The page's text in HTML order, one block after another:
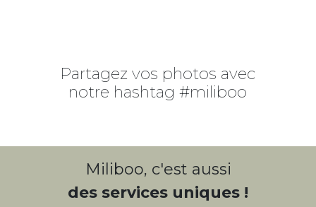
Partagez vos photos avec
notre hashtag #miliboo
Miliboo, c'est aussi
des services uniques !